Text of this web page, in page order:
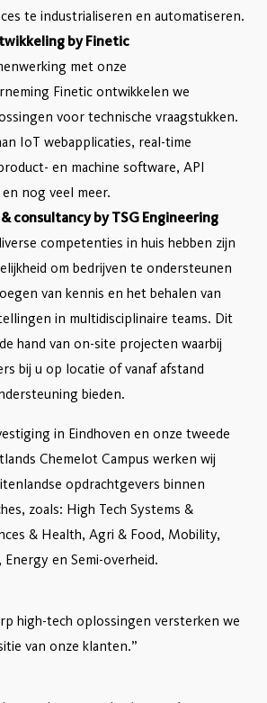
te industrialiseren en automatiseren.
by Finetic
met onze
Finetic ontwikkelen we
voor technische vraagstukken.
IoT webapplicaties, real-time
en machine software, API
nog veel meer.
consultancy by TSG Engineering
competenties in huis hebben zijn
om bedrijven te ondersteunen
van kennis en het behalen van
in multidisciplinaire teams. Dit
hand van on-site projecten waarbij
bij u op locatie of vanaf afstand
bieden.
in Eindhoven en onze tweede
Chemelot Campus werken wij
opdrachtgevers binnen
zoals: High Tech Systems &
& Health, Agri & Food, Mobility,
en Semi-overheid.
high-tech oplossingen versterken we
van onze klanten.”